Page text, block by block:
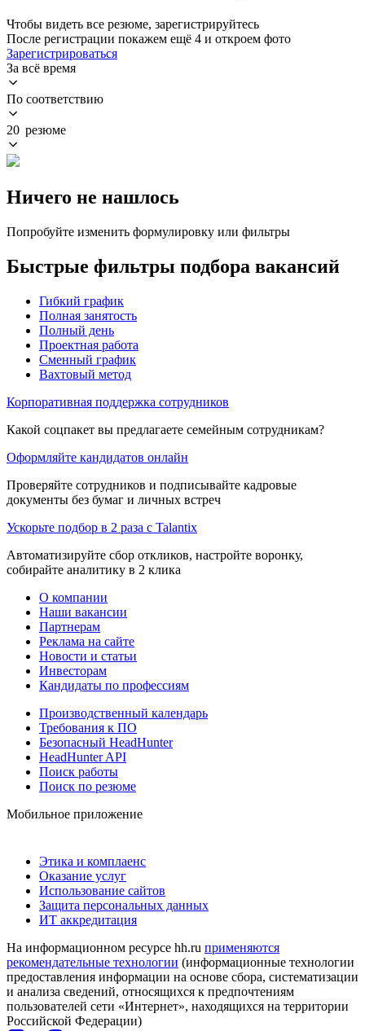
Чтобы видеть все резюме, зарегистрируйтесь
После регистрации покажем ещё 4 и откроем фото
Зарегистрироваться
За всё время
По соответствию
20 резюме
Ничего не нашлось
Попробуйте изменить формулировку или фильтры
Быстрые фильтры подбора вакансий
Гибкий график
Полная занятость
Полный день
Проектная работа
Сменный график
Вахтовый метод
Корпоративная поддержка сотрудников
Какой соцпакет вы предлагаете семейным сотрудникам?
Оформляйте кандидатов онлайн
Проверяйте сотрудников и подписывайте кадровые
документы без бумаг и личных встреч
Ускорьте подбор в 2 раза с Talantix
Автоматизируйте сбор откликов, настройте воронку,
собирайте аналитику в 2 клика
О компании
Наши вакансии
Партнерам
Реклама на сайте
Новости и статьи
Инвесторам
Кандидаты по профессиям
Производственный календарь
Требования к ПО
Безопасный HeadHunter
HeadHunter API
Поиск работы
Поиск по резюме
Мобильное приложение
Этика и комплаенс
Оказание услуг
Использование сайтов
Защита персональных данных
ИТ аккредитация
На информационном ресурсе hh.ru применяются
рекомендательные технологии (информационные технологии
предоставления информации на основе сбора, систематизации
и анализа сведений, относящихся к предпочтениям
пользователей сети «Интернет», находящихся на территории
Российской Федерации)